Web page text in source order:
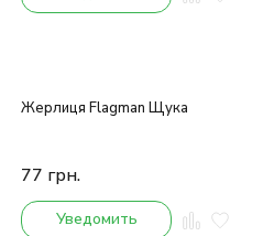
Жерлиця Flagman Щука
77 грн.
Уведомить